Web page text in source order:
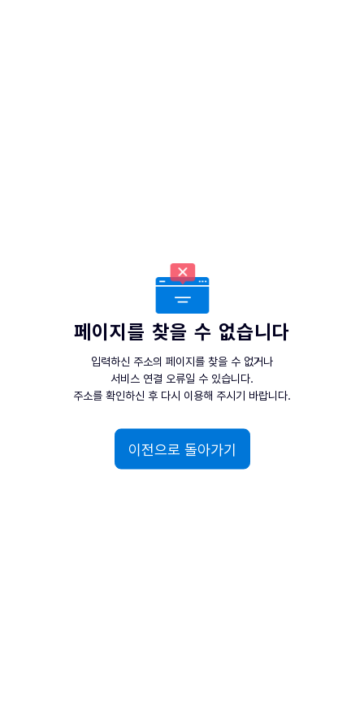
페이지를 찾을 수 없습니다
입력하신 주소의 페이지를 찾을 수 없거나
서비스 연결 오류일 수 있습니다.
주소를 확인하신 후 다시 이용해 주시기 바랍니다.
이전으로 돌아가기